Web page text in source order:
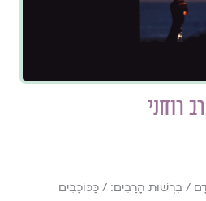
רוחני
/ בִּרְשׁוּת הָרַבִּים: / כַּכּוֹכָבִים